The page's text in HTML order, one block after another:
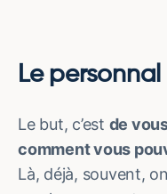
Le
Le but, c’est de
comment vous
Là, déjà, souvent,